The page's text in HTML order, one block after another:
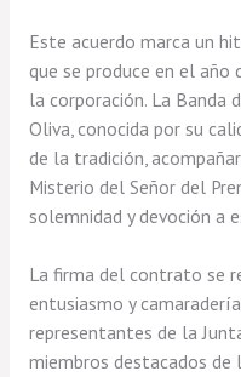
Este acuerdo marca un
que se produce en el año
la corporación. La Banda
Oliva, conocida por su
de la tradición,
Misterio del Señor del
solemnidad y devoción a
La firma del contrato se
entusiasmo y
representantes de la
miembros destacados de